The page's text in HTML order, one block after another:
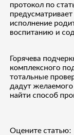
протокол по
исполнение
воспитанию и
Горячева
комплексного
тотальные
дадут
найти способ
Оцените статью: